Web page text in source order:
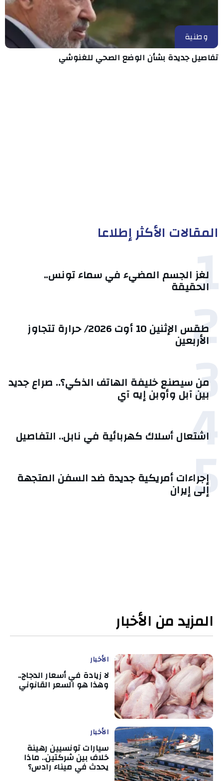
وطنية
تفاصيل جديدة بشأن الوضع الصحي للغنوشي
المقالات الأكثر إطلاعا
1
لغز الجسم المضيء في سماء تونس..
الحقيقة
2 طقس الإثنين 10 أوت 2026/ حرارة تتجاوز
الأربعين
3
من سيصنع خليفة الهاتف الذكي؟.. صراع جديد
بين آبل وأوبن إيه آي
4
اشتعال أسلاك كهربائية في نابل.. التفاصيل
5
إجراءات أمريكية جديدة ضد السفن المتجهة
إلى إيران
المزيد من الأخبار
الأخبار
لا زيادة في أسعار الدجاج..
وهذا هو السعر القانوني
الأخبار
سيارات تونسيين رهينة
خلاف بين شركتين.. ماذا
يحدث في ميناء رادس؟